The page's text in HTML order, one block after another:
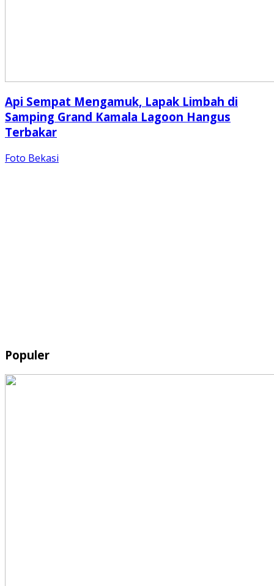
Api Sempat Mengamuk, Lapak Limbah di
Samping Grand Kamala Lagoon Hangus
Terbakar
Foto Bekasi
Populer